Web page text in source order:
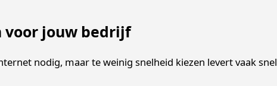
voor jouw bedrijf
nodig, maar te weinig snelheid kiezen levert vaak snel